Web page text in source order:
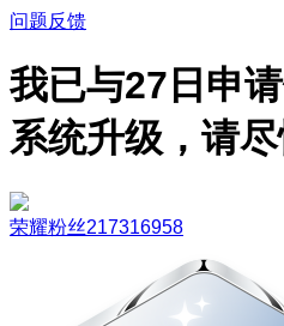
问题反馈
我已与27日申
系统升级，请尽
荣耀粉丝217316958